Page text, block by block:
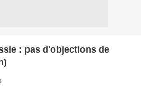
: pas d'objections de